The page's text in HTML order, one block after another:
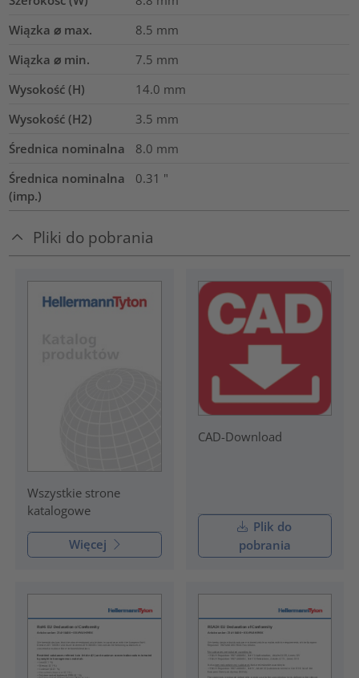
Wiązka ⌀ max.
8.5 mm
Wiązka ⌀ min.
7.5 mm
Wysokość (H)
14.0 mm
Wysokość (H2)
3.5 mm
Średnica nominalna
8.0 mm
Średnica nominalna
(imp.)
0.31 "
Pliki do pobrania
Wszystkie strone
katalogowe
Więcej
CAD-Download
Plik do
pobrania